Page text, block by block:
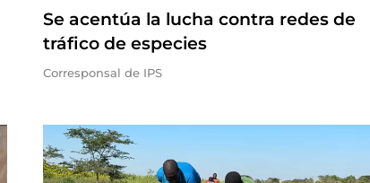
Se acentúa la lucha contra redes de
tráfico de especies
Corresponsal de IPS